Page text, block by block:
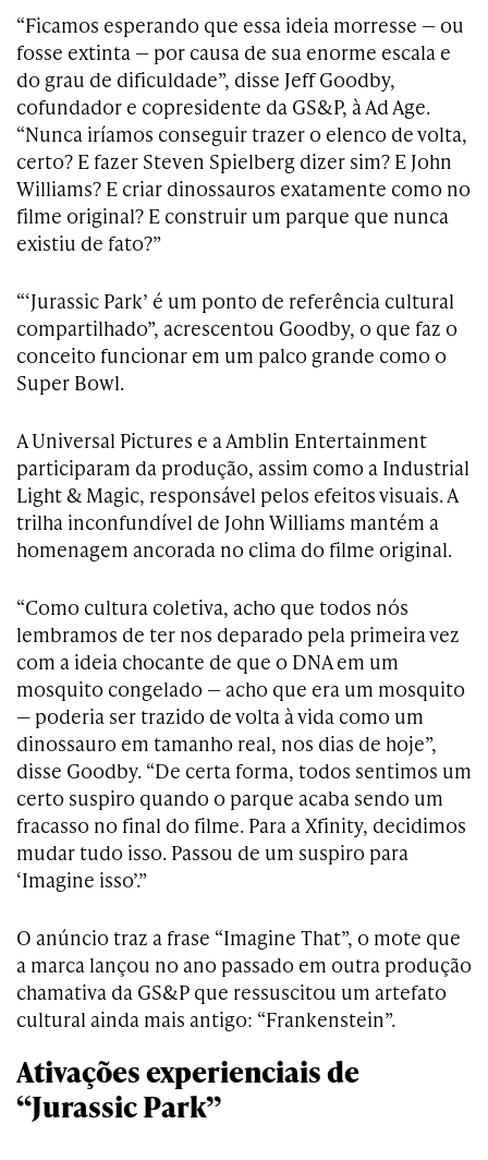
“Ficamos esperando que essa ideia morresse — ou
fosse extinta — por causa de sua enorme escala e
do grau de dificuldade”, disse Jeff Goodby,
cofundador e copresidente da GS&P, à Ad Age.
“Nunca iríamos conseguir trazer o elenco de volta,
certo? E fazer Steven Spielberg dizer sim? E John
Williams? E criar dinossauros exatamente como no
filme original? E construir um parque que nunca
existiu de fato?”
“‘Jurassic Park’ é um ponto de referência cultural
compartilhado”, acrescentou Goodby, o que faz o
conceito funcionar em um palco grande como o
Super Bowl.
A Universal Pictures e a Amblin Entertainment
participaram da produção, assim como a Industrial
Light & Magic, responsável pelos efeitos visuais. A
trilha inconfundível de John Williams mantém a
homenagem ancorada no clima do filme original.
“Como cultura coletiva, acho que todos nós
lembramos de ter nos deparado pela primeira vez
com a ideia chocante de que o DNA em um
mosquito congelado — acho que era um mosquito
— poderia ser trazido de volta à vida como um
dinossauro em tamanho real, nos dias de hoje”,
disse Goodby. “De certa forma, todos sentimos um
certo suspiro quando o parque acaba sendo um
fracasso no final do filme. Para a Xfinity, decidimos
mudar tudo isso. Passou de um suspiro para
‘Imagine isso’.”
O anúncio traz a frase “Imagine That”, o mote que
a marca lançou no ano passado em outra produção
chamativa da GS&P que ressuscitou um artefato
cultural ainda mais antigo: “Frankenstein”.
Ativações experienciais de
“Jurassic Park”